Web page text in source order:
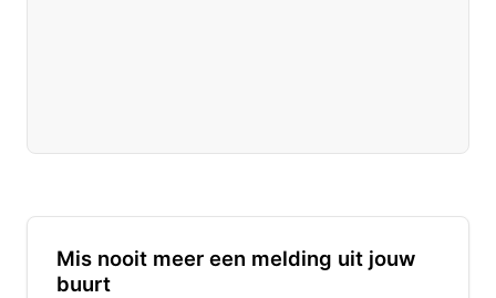
Mis nooit meer een melding uit jouw
buurt